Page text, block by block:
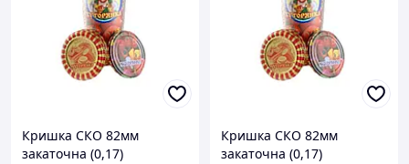
Кришка СКО 82мм
закаточна (0,17)
Кришка СКО 82мм
закаточна (0,17)